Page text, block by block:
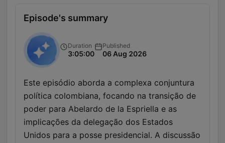
Episode's summary
Duration
3:05:00
Published
06 Aug 2026
Este episódio aborda a complexa conjuntura
política colombiana, focando na transição de
poder para Abelardo de la Espriella e as
implicações da delegação dos Estados
Unidos para a posse presidencial. A discussão